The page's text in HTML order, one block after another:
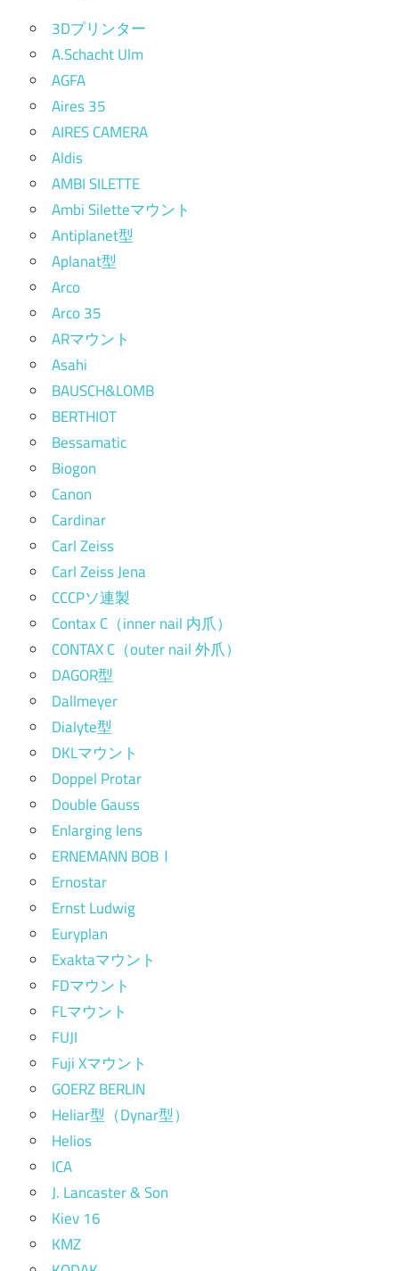
3Dプリンター
A.Schacht Ulm
AGFA
Aires 35
AIRES CAMERA
Aldis
AMBI SILETTE
Ambi Siletteマウント
Antiplanet型
Aplanat型
Arco
Arco 35
ARマウント
Asahi
BAUSCH&LOMB
BERTHIOT
Bessamatic
Biogon
Canon
Cardinar
Carl Zeiss
Carl Zeiss Jena
CCCPソ連製
Contax C（inner nail 内爪）
CONTAX C（outer nail 外爪）
DAGOR型
Dallmeyer
Dialyte型
DKLマウント
Doppel Protar
Double Gauss
Enlarging lens
ERNEMANN BOBⅠ
Ernostar
Ernst Ludwig
Euryplan
Exaktaマウント
FDマウント
FLマウント
FUJI
Fuji Xマウント
GOERZ BERLIN
Heliar型（Dynar型）
Helios
ICA
J. Lancaster & Son
Kiev 16
KMZ